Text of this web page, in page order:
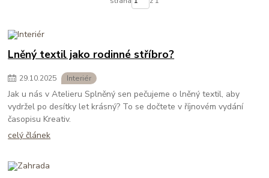
Lněný textil jako rodinné stříbro?
29.10.2025 Interiér
Jak u nás v Atelieru Splněný sen pečujeme o lněný textil, aby
vydržel po desítky let krásný? To se dočtete v říjnovém vydání
časopisu Kreativ.
celý článek